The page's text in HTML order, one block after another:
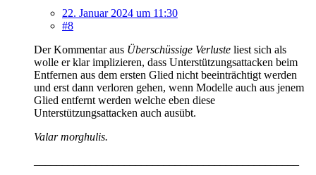
22. Januar 2024 um 11:30
#8
Der Kommentar aus Überschüssige Verluste liest sich als
wolle er klar implizieren, dass Unterstützungsattacken beim
Entfernen aus dem ersten Glied nicht beeinträchtigt werden
und erst dann verloren gehen, wenn Modelle auch aus jenem
Glied entfernt werden welche eben diese
Unterstützungsattacken auch ausübt.
Valar morghulis.